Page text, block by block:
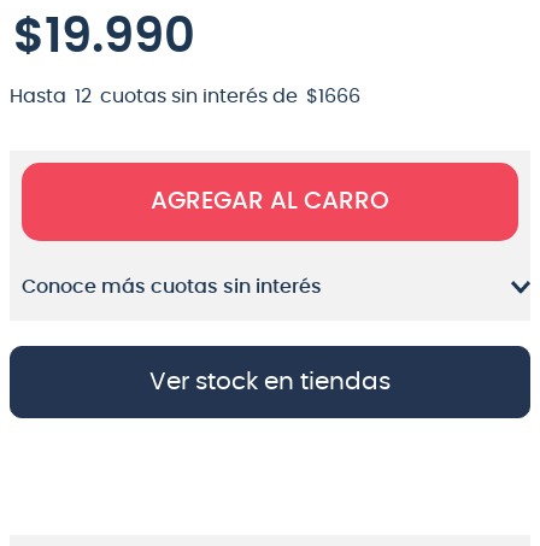
$19.990
Hasta 12 cuotas sin interés de $1666
AGREGAR AL CARRO
Conoce más cuotas sin interés
Ver stock en tiendas
9 .
micrófono